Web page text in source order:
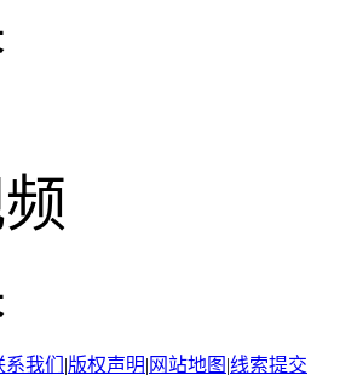
系我们 |版权声明| 网站地图 |线索提交